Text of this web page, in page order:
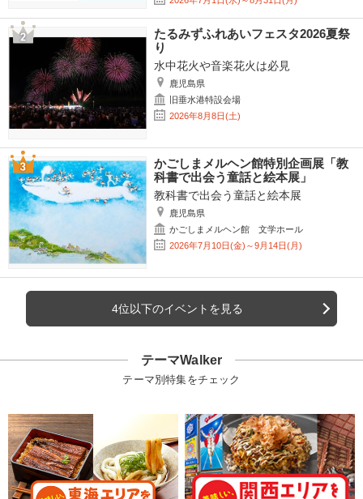
たるみずふれあいフェスタ2026夏祭
り
水中花火や音楽花火は必見
鹿児島県
旧垂水港特設会場
2026年8月8日(土)
かごしまメルヘン館特別企画展「教
科書で出会う童話と絵本展」
教科書で出会う童話と絵本展
鹿児島県
かごしまメルヘン館 文学ホール
2026年7月10日(金)～9月14日(月)
4位以下のイベントを見る
テーマWalker
テーマ別特集をチェック